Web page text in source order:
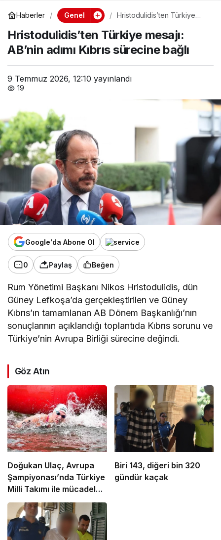
Haberler Genel
Hristodulidis’ten Türkiye
sürecine bağlı
Hristodulidis’ten Türkiye mesajı:
AB’nin adımı Kıbrıs sürecine bağlı
9 Temmuz 2026, 12:10 yayınlandı
19
Google'da Abone Ol
0 Paylaş Beğen
Rum Yönetimi Başkanı Nikos Hristodulidis, dün
Güney Lefkoşa’da gerçekleştirilen ve Güney
Kıbrıs’ın tamamlanan AB Dönem Başkanlığı’nın
sonuçlarının açıklandığı toplantıda Kıbrıs sorunu ve
Türkiye’nin Avrupa Birliği sürecine değindi.
Göz Atın
Doğukan Ulaç, Avrupa
Şampiyonası’nda Türkiye
Milli Takımı ile mücadele
etti
Biri 143, diğeri bin 320
gündür kaçak